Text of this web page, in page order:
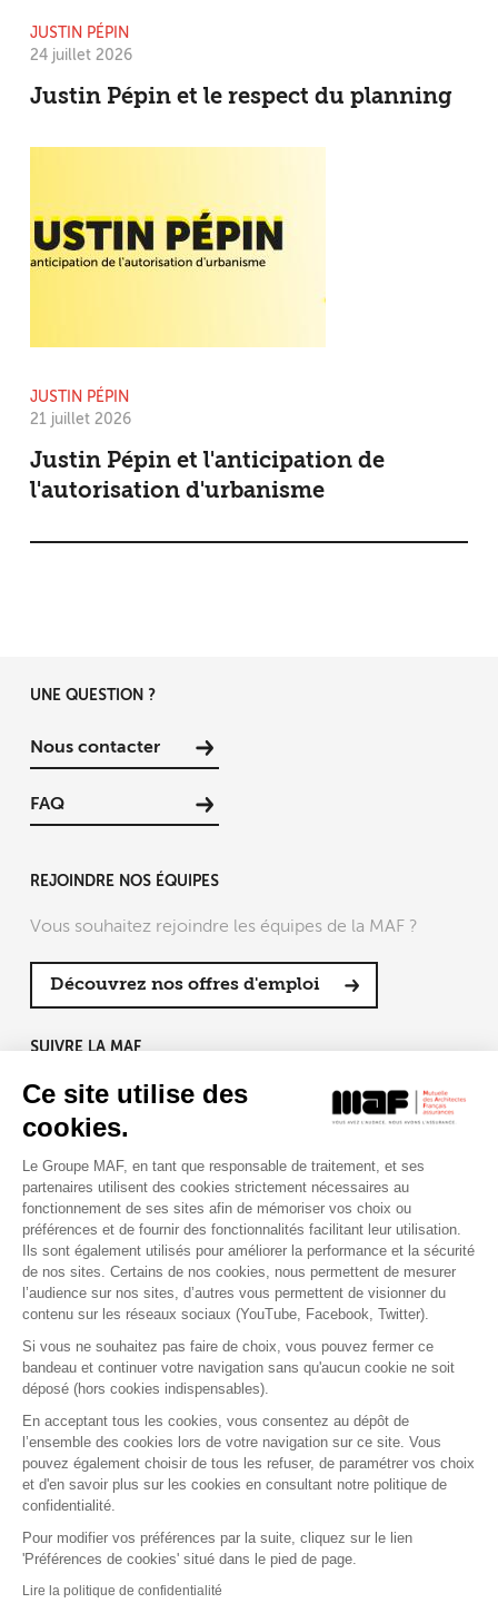
Ce site utilise des
cookies.
Le Groupe MAF, en tant que responsable de traitement, et ses
partenaires utilisent des cookies strictement nécessaires au
fonctionnement de ses sites afin de mémoriser vos choix ou
préférences et de fournir des fonctionnalités facilitant leur utilisation.
Ils sont également utilisés pour améliorer la performance et la sécurité
de nos sites. Certains de nos cookies, nous permettent de mesurer
l’audience sur nos sites, d’autres vous permettent de visionner du
contenu sur les réseaux sociaux (YouTube, Facebook, Twitter).
Si vous ne souhaitez pas faire de choix, vous pouvez fermer ce
bandeau et continuer votre navigation sans qu'aucun cookie ne soit
déposé (hors cookies indispensables).
En acceptant tous les cookies, vous consentez au dépôt de
l’ensemble des cookies lors de votre navigation sur ce site. Vous
pouvez également choisir de tous les refuser, de paramétrer vos choix
et d'en savoir plus sur les cookies en consultant notre politique de
confidentialité.
Pour modifier vos préférences par la suite, cliquez sur le lien
'Préférences de cookies' situé dans le pied de page.
Lire la politique de confidentialité
JUSTIN PÉPIN
24 juillet 2026
Justin Pépin et le respect du planning
JUSTIN PÉPIN
21 juillet 2026
Justin Pépin et l'anticipation de
l'autorisation d'urbanisme
UNE QUESTION ?
Nous contacter
FAQ
REJOINDRE NOS ÉQUIPES
Vous souhaitez rejoindre les équipes de la MAF ?
Découvrez nos offres d'emploi
SUIVRE LA MAF
RETROUVEZ-NOUS SUR :
Contact Presse Assistance
Mentions légales
Gestion des cookies
Politique de confidentialité
Conditions générales d'utilisation
Signaler une alerte éthique
Procédure de recueil et de traitement des
signalements